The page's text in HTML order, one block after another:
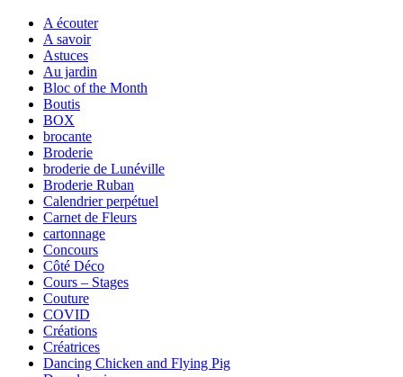
A écouter
A savoir
Astuces
Au jardin
Bloc of the Month
Boutis
BOX
brocante
Broderie
broderie de Lunéville
Broderie Ruban
Calendrier perpétuel
Carnet de Fleurs
cartonnage
Concours
Côté Déco
Cours – Stages
Couture
COVID
Créations
Créatrices
Dancing Chicken and Flying Pig